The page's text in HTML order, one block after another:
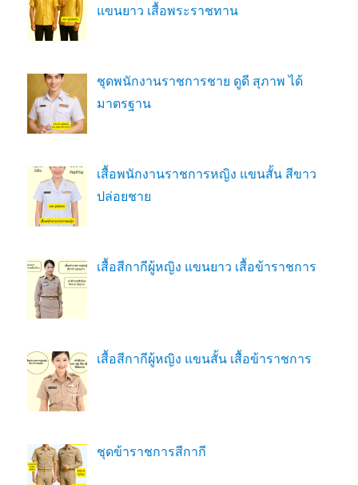
แขนยาว เสื้อพระราชทาน
ชุดพนักงานราชการชาย ดูดี สุภาพ ได้
มาตรฐาน
เสื้อพนักงานราชการหญิง แขนสั้น สีขาว
ปล่อยชาย
เสื้อสีกากีผู้หญิง แขนยาว เสื้อข้าราชการ
เสื้อสีกากีผู้หญิง แขนสั้น เสื้อข้าราชการ
ชุดข้าราชการสีกากี